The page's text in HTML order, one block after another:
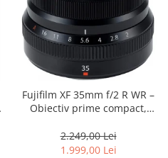
Fujifilm XF 35mm f/2 R WR –
Obiectiv prime compact,
intemperii pentru fotografie
de zi cu zi
2.249,00 Lei
1.999,00 Lei